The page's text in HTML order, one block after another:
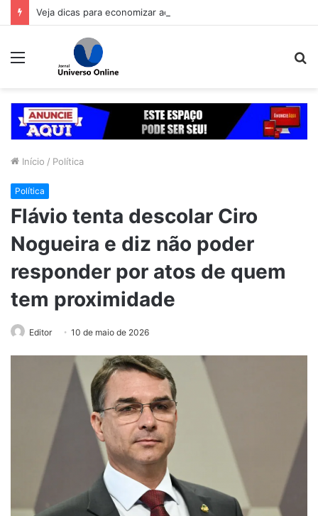
Menu
Início / Política
Política
Flávio tenta descolar Ciro
Nogueira e diz não poder
responder por atos de quem
tem proximidade
Editor 10 de maio de 2026